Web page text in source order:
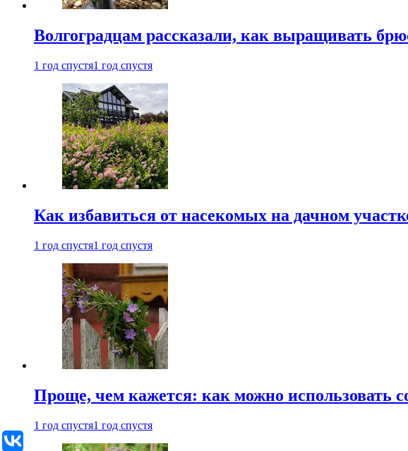
Волгоградцам рассказали, как выращивать
1 год спустя1 год спустя
Как избавиться от насекомых на дачном
1 год спустя1 год спустя
Проще, чем кажется: как можно использовать
1 год спустя1 год спустя